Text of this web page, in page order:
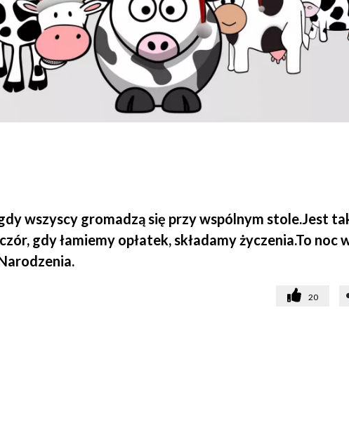
wszyscy gromadzą się przy wspólnym stole.Jest
gdy łamiemy opłatek, składamy życzenia.To noc
20